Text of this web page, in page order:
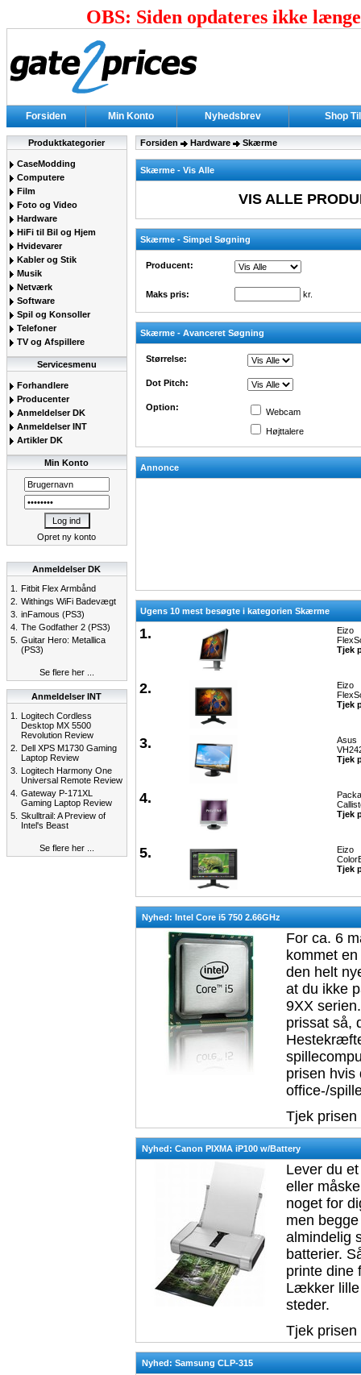
OBS: Siden opdateres ikke
Forsiden Min Konto Nyhedsbrev Shop
Produktkategorier
CaseModding
Computere
Film
Foto og Video
Hardware
HiFi til Bil og Hjem
Hvidevarer
Kabler og Stik
Musik
Netværk
Software
Spil og Konsoller
Telefoner
TV og Afspillere
Servicesmenu
Forhandlere
Producenter
Anmeldelser DK
Anmeldelser INT
Artikler DK
Min Konto
Opret ny konto
Anmeldelser DK
1.
Fitbit Flex Armbånd
2. Withings WiFi Badevægt
3. inFamous (PS3)
4. The Godfather 2 (PS3)
5. Guitar Hero: Metallica
(PS3)
Se flere her ...
Anmeldelser INT
1.
Logitech Cordless
Desktop MX 5500
Revolution Review
2. Dell XPS M1730 Gaming
Laptop Review
3. Logitech Harmony One
Universal Remote Review
4. Gateway P-171XL
Gaming Laptop Review
5. Skulltrail: A Preview of
Intel's Beast
Se flere her ...
Forsiden Hardware Skærme
Skærme - Vis Alle
VIS ALLE
Skærme - Simpel Søgning
Producent:
Maks pris: kr.
Skærme - Avanceret Søgning
Størrelse:
Dot Pitch:
Option:
Webcam
Højttalere
Annonce
Ugens 10 mest besøgte i kategorien Skærme
1.
Eizo
Tjek
2.
Eizo
Tjek
3.
Asus
Tjek
4.
Tjek
5.
Eizo
Tjek
Nyhed: Intel Core i5 750 2.66GHz
For ca. 6
kommet
den helt
at du ikke
9XX
prissat så,
prisen hvis
office-/
Tjek
Nyhed: Canon PIXMA iP100 w/Battery
Lever du
eller
noget for
men
almindelig
batterier.
printe dine
Lækker lille
steder.
Tjek
Nyhed: Samsung CLP-315